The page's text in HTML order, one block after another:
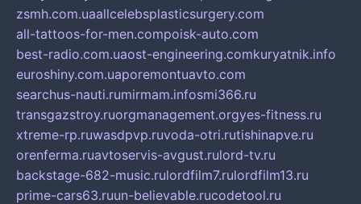
zsmh.com.uaallcelebsplasticsurgery.com
all-tattoos-for-men.compoisk-auto.com
best-radio.com.uaost-engineering.comkuryatnik.info
euroshiny.com.uaporemontuavto.com
searchus-nauti.rumirmam.infosmi366.ru
transgazstroy.ruorgmanagement.orgyes-fitness.ru
xtreme-rp.ruwasdpvp.ruvoda-otri.rutishinapve.ru
orenferma.ruavtoservis-avgust.rulord-tv.ru
backstage-682-music.rulordfilm7.rulordfilm13.ru
prime-cars63.ruun-believable.rucodetool.ru